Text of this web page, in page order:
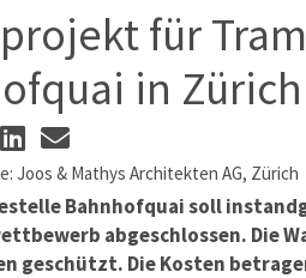
für
in
Joos & Mathys Architekten AG, Zürich
Bahnhofquai soll
abgeschlossen. Die
geschützt. Die Kosten